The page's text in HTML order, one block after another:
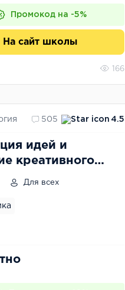
Промокод на -5%
На сайт школы
166
505 4.5
идей и
креативного
Для всех